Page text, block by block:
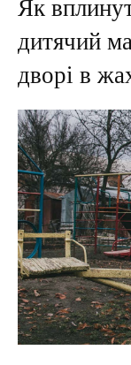
Як
дитячий
дворі в